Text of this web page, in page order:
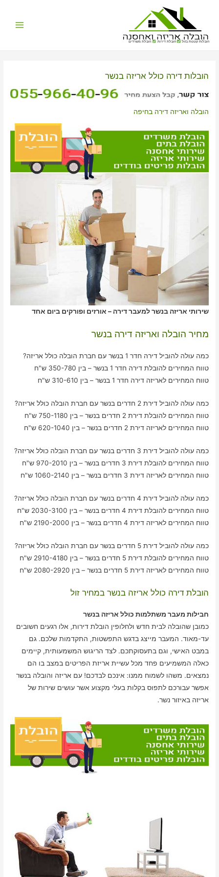
הובלות קטנות בזול הובלת דירות הובלת משרדים
הובלות דירה כולל אריזה בנשר
הובלה ואריזה דירה בחיפה
שירותי אריזה בנשר למעבר דירה – אורזים ופורקים ביום אחד
מחיר הובלה ואריזה דירה בנשר
כמה עולה להוביל דירה חדר 1 בנשר עם חברת הובלה כולל אריזה?
טווח המחירים להובלת דירה חדר 1 בנשר – בין 350-780 ש"ח
טווח המחירים לאריזה דירה חדר 1 בנשר – בין 310-610 ש"ח
כמה עולה להוביל דירת 2 חדרים בנשר עם חברת הובלה כולל אריזה?
טווח המחירים להובלת דירת 2 חדרים בנשר – בין 750-1180 ש"ח
טווח המחירים לאריזה דירת 2 חדרים בנשר – בין 620-1040 ש"ח
כמה עולה להוביל דירת 3 חדרים בנשר עם חברת הובלה כולל אריזה?
טווח המחירים להובלת דירת 3 חדרים בנשר – בין 970-2010 ש"ח
טווח המחירים לאריזה דירת 3 חדרים בנשר – בין 1060-2140 ש"ח
כמה עולה להוביל דירת 4 חדרים בנשר עם חברת הובלה כולל אריזה?
טווח המחירים להובלת דירת 4 חדרים בנשר – בין 2030-3100 ש"ח
טווח המחירים לאריזה דירת 4 חדרים בנשר – בין 2190-2000 ש"ח
כמה עולה להוביל דירת 5 חדרים בנשר עם חברת הובלה כולל אריזה?
טווח המחירים להובלת דירת 5 חדרים בנשר – בין 2910-4180 ש"ח
טווח המחירים לאריזה דירת 5 חדרים בנשר – בין 2080-2920 ש"ח
הובלת דירה כולל אריזה בנשר במחיר זול
חבילות מעבר משתלמות כולל אריזה בנשר
כמובן שהובלה לבית חדש ולחלופין הובלת דירות, אלו רגעים חשובים
עד-מאוד. המעבר מייצג בדגש התפשטות, התקדמות שלכם. גם
במבט האישי, וגם בתעסוקתכם. לצד הריגוש המשמעותית, קיימים
כאלה המשמיעים פחד מכל עשיית אריזת הפריטים במצב בו הם
נמצאים. משהו לשמוח ממנו: אינכם לבדכם! עם אריזה והובלה בנשר
אפשר עבורכם לתפוס בקלות בעלי מקצוע אשר עושים שירות של
אריזה באיזור נשר.